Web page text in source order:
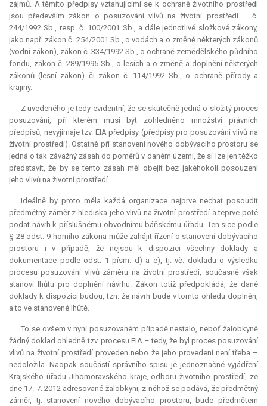
zájmů. A těmito předpisy vztahujícími se k ochraně životního prostředí
jsou především zákon o posuzování vlivů na životní prostředí – č.
244/1992 Sb., resp. č. 100/2001 Sb., a dále jednotlivé složkové zákony,
jako např. zákon č. 254/2001 Sb., o vodách a o změně některých zákonů
(vodní zákon), zákon č. 334/1992 Sb., o ochraně zemědělského půdního
fondu, zákon č. 289/1995 Sb., o lesích a o změně a doplnění některých
zákonů (lesní zákon) či zákon č. 114/1992 Sb., o ochraně přírody a
krajiny.
Z uvedeného je tedy evidentní, že se skutečně jedná o složitý proces
posuzování, při kterém musí být zohledněno množství právních
předpisů, nevyjímaje tzv. EIA předpisy (předpisy pro posuzování vlivů na
životní prostředí). Ostatně při stanovení nového dobývacího prostoru se
jedná o tak závažný zásah do poměrů v daném území, že si lze jen těžko
představit, že by se tento zásah měl obejít bez jakéhokoli posouzení
jeho vlivů na životní prostředí.
Ideálně by proto měla každá organizace nejprve nechat posoudit
předmětný záměr z hlediska jeho vlivů na životní prostředí a teprve poté
podat návrh k příslušnému obvodnímu báňskému úřadu. Ten sice podle
§ 28 odst. 9 horního zákona může zahájit řízení o stanovení dobývacího
prostoru i v případě, že nejsou k dispozici všechny doklady a
dokumentace podle odst. 1 písm. d) a e), tj. vč. dokladu o výsledku
procesu posuzování vlivů záměru na životní prostředí, současně však
stanoví lhůtu pro doplnění návrhu. Zákon totiž předpokládá, že dané
doklady k dispozici budou, tzn. že návrh bude v tomto ohledu doplněn,
a to ve stanovené lhůtě.
To se ovšem v nyní posuzovaném případě nestalo, neboť žalobkyně
žádný doklad ohledně tzv. procesu EIA – tedy, že byl proces posuzování
vlivů na životní prostředí proveden nebo že jeho provedení není třeba –
nedoložila. Naopak součástí správního spisu je jednoznačné vyjádření
Krajského úřadu Jihomoravského kraje, odboru životního prostředí, ze
dne 17. 7. 2012 adresované žalobkyni, z něhož se podává, že předmětný
záměr, tj. stanovení nového dobývacího prostoru, bude předmětem